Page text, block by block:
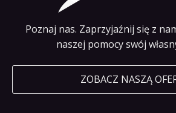
Poznaj nas. Zaprzyjaźnij się z
naszej pomocy swój
ZOBACZ NASZĄ